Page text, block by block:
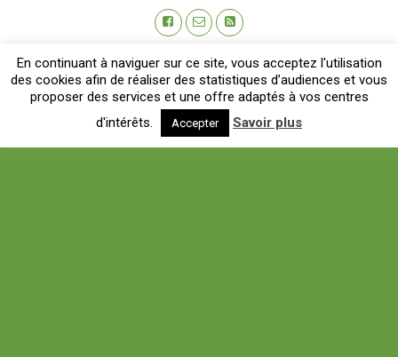
En continuant à naviguer sur ce site, vous acceptez l'utilisation
des cookies afin de réaliser des statistiques d’audiences et vous
proposer des services et une offre adaptés à vos centres
d'intérêts.
Accepter Savoir plus